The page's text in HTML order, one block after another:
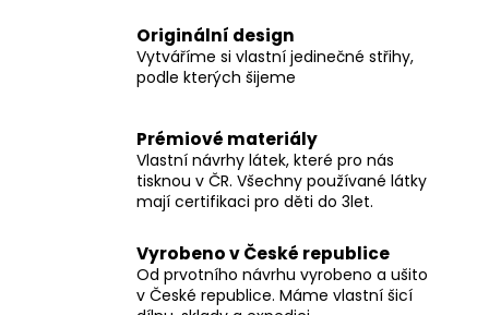
Originální design
Vytváříme si vlastní jedinečné střihy,
podle kterých šijeme
Prémiové materiály
Vlastní návrhy látek, které pro nás
tisknou v ČR. Všechny používané látky
mají certifikaci pro děti do 3let.
Vyrobeno v České republice
Od prvotního návrhu vyrobeno a ušito
v České republice. Máme vlastní šicí